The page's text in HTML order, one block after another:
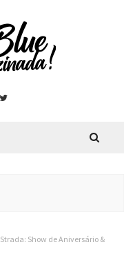
Strada: Show de Aniversário &